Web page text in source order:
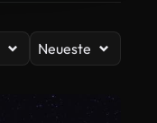
Neueste